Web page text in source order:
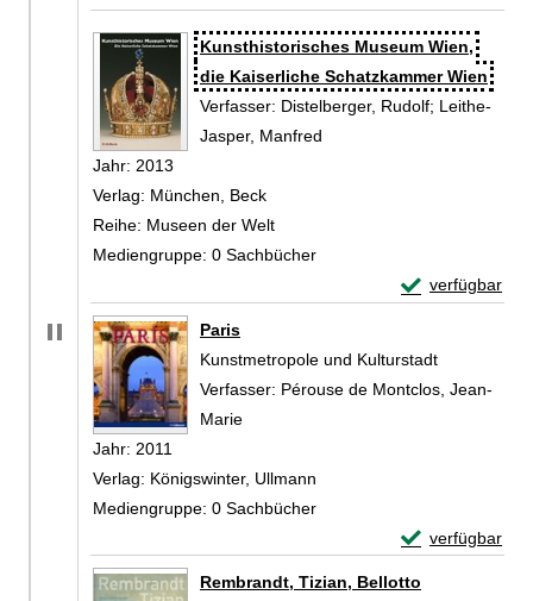
Suchergebnis
Zu den Suchfiltern springen
Kunsthistorisches Museum Wien,
die Kaiserliche Schatzkammer Wien
Verfasser: Distelberger, Rudolf; Leithe-
Jasper, Manfred
Jahr: 2013
Verlag: München, Beck
Reihe: Museen der Welt
Mediengruppe: 0 Sachbücher
verfügbar
Exemplar-
Paris
Kunstmetropole und Kulturstadt
Verfasser: Pérouse de Montclos, Jean-
Marie
Jahr: 2011
Verlag: Königswinter, Ullmann
Mediengruppe: 0 Sachbücher
verfügbar
Exemplar-
Rembrandt, Tizian, Bellotto